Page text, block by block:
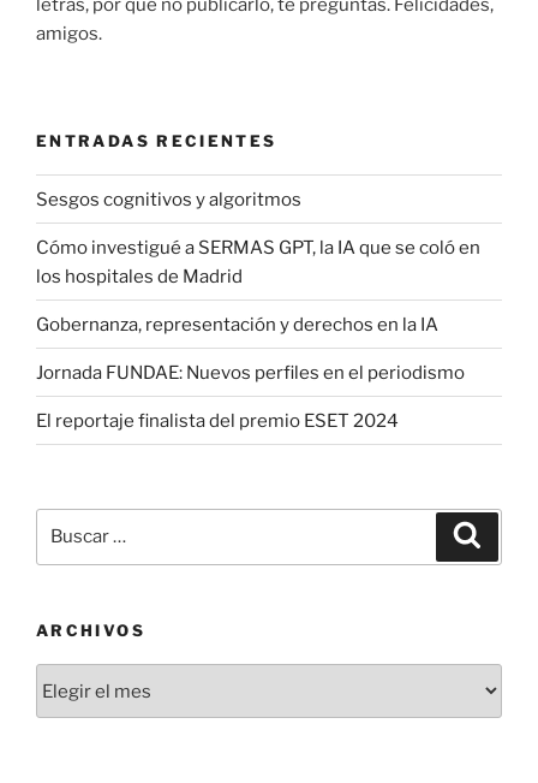
letras, por qué no publicarlo, te preguntas. Felicidades,
amigos.
ENTRADAS RECIENTES
Sesgos cognitivos y algoritmos
Cómo investigué a SERMAS GPT, la IA que se coló en
los hospitales de Madrid
Gobernanza, representación y derechos en la IA
Jornada FUNDAE: Nuevos perfiles en el periodismo
El reportaje finalista del premio ESET 2024
por:
ARCHIVOS